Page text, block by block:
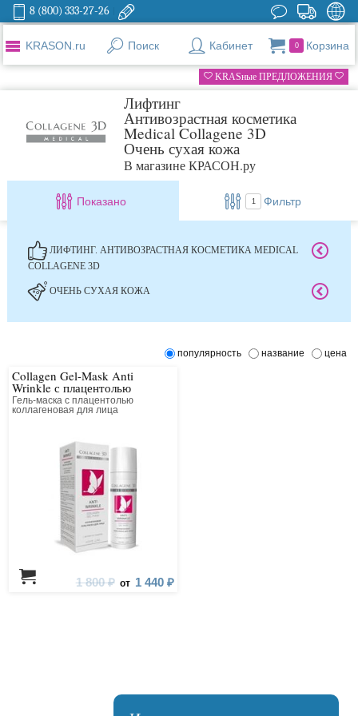
8 (800) 333-27-26
KRASON.ru Поиск Кабинет 0 Корзина
KRASные ПРЕДЛОЖЕНИЯ
Лифтинг
Антивозрастная косметика
Medical Collagene 3D
Очень сухая кожа
В магазине КРАСОН.ру
Показано 1 Фильтр
ЛИФТИНГ. АНТИВОЗРАСТНАЯ КОСМЕТИКА MEDICAL
COLLAGENE 3D
ОЧЕНЬ СУХАЯ КОЖА
популярность название цена
Collagen Gel-Mask Anti
Wrinkle с плацентолью
Гель-маска с плацентолью
коллагеновая для лица
1 800 ₽ от 1 440 ₽